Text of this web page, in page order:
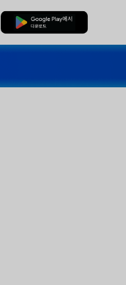
무료로 다운로드